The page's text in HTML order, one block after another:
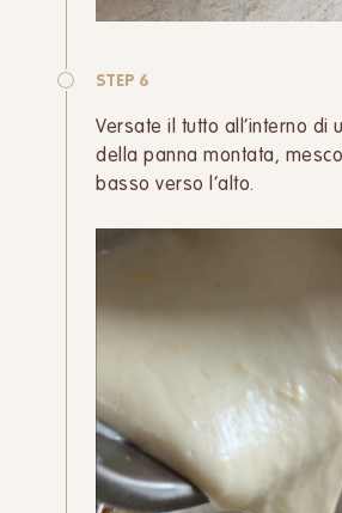
STEP 6
Versate il tutto all’interno di
della panna montata,
basso verso l’alto.